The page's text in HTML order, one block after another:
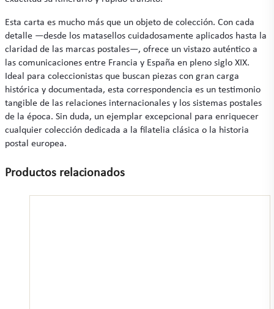
Esta carta es mucho más que un objeto de colección. Con cada
detalle —desde los matasellos cuidadosamente aplicados hasta la
claridad de las marcas postales—, ofrece un vistazo auténtico a
las comunicaciones entre Francia y España en pleno siglo XIX.
Ideal para coleccionistas que buscan piezas con gran carga
histórica y documentada, esta correspondencia es un testimonio
tangible de las relaciones internacionales y los sistemas postales
de la época. Sin duda, un ejemplar excepcional para enriquecer
cualquier colección dedicada a la filatelia clásica o la historia
postal europea.
Productos relacionados